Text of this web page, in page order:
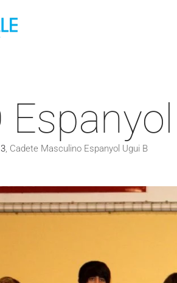
, Cadete Masculino Espanyol Ugui B